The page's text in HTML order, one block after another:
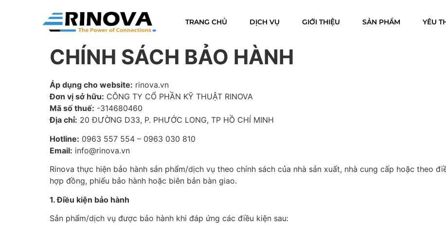
TRANG CHỦ DỊCH VỤ GIỚI THIỆU SẢN PHẨM YÊU
CHÍNH SÁCH BẢO HÀNH
Áp dụng cho website: rinova.vn
Đơn vị sở hữu: CÔNG TY CỔ PHẦN KỸ THUẬT RINOVA
Mã số thuế: -314680460
Địa chỉ: 20 ĐƯỜNG D33, P. PHƯỚC LONG, TP HỒ CHÍ MINH
Hotline: 0963 557 554 – 0963 030 810
Email: info@rinova.vn
Rinova thực hiện bảo hành sản phẩm/dịch vụ theo chính sách của nhà sản xuất, nhà cung cấp hoặc theo
hợp đồng, phiếu bảo hành hoặc biên bản bàn giao.
1. Điều kiện bảo hành
Sản phẩm/dịch vụ được bảo hành khi đáp ứng các điều kiện sau: